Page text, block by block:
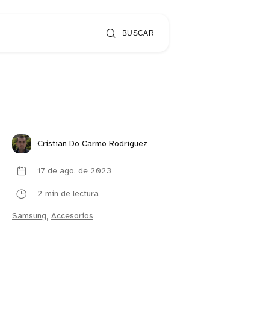
BUSCAR
Cristian Do Carmo Rodríguez
17 de ago. de 2023
2 min de lectura
Samsung, Accesorios